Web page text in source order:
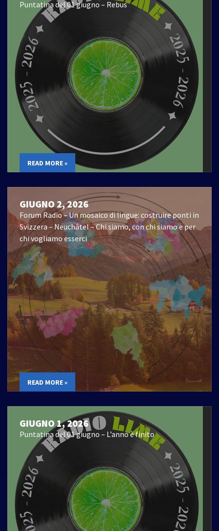
Puntatina del 01 giugno – Rebus
READ MORE »
GIUGNO 2, 2026
Forum Radio – Un mosaico di lingue: costruire ponti in
Svizzera – Neuchâtel – Chi siamo, con chi siamo e per
chi vogliamo esserci
READ MORE »
GIUGNO 1, 2026
Puntatina del 01 giugno – L’anno è finito